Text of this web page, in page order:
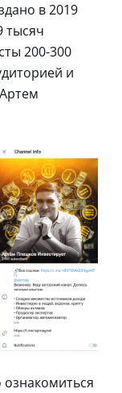
в 2019
тысяч
200-300
и